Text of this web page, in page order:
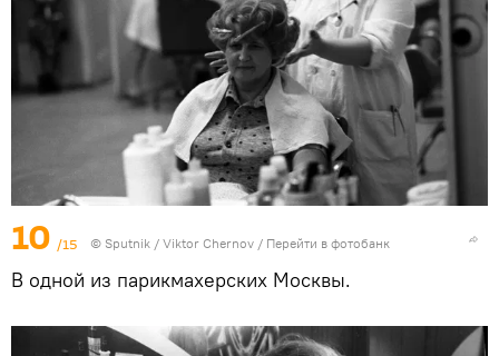
10 /15 © Sputnik / Viktor Chernov / Перейти в фотобанк
В одной из парикмахерских Москвы.